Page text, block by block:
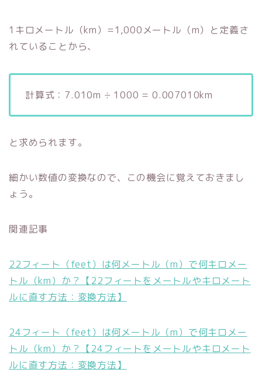
1キロメートル（km）=1,000メートル（m）と定義さ
れていることから、
計算式：7.010m ÷ 1000 = 0.007010km
と求められます。
細かい数値の変換なので、この機会に覚えておきまし
ょう。
関連記事
22フィート（feet）は何メートル（m）で何キロメー
トル（km）か？【22フィートをメートルやキロメート
ルに直す方法：変換方法】
24フィート（feet）は何メートル（m）で何キロメー
トル（km）か？【24フィートをメートルやキロメート
ルに直す方法：変換方法】